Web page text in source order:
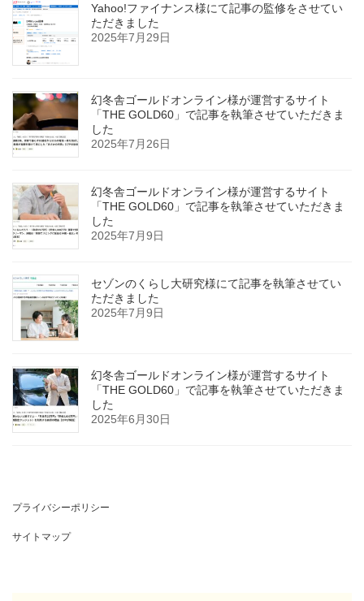
Yahoo!ファイナンス様にて記事の監修をさせてい
ただきました
2025年7月29日
幻冬舎ゴールドオンライン様が運営するサイト
「THE GOLD60」で記事を執筆させていただきま
した
2025年7月26日
幻冬舎ゴールドオンライン様が運営するサイト
「THE GOLD60」で記事を執筆させていただきま
した
2025年7月9日
セゾンのくらし大研究様にて記事を執筆させてい
ただきました
2025年7月9日
幻冬舎ゴールドオンライン様が運営するサイト
「THE GOLD60」で記事を執筆させていただきま
した
2025年6月30日
プライバシーポリシー
サイトマップ